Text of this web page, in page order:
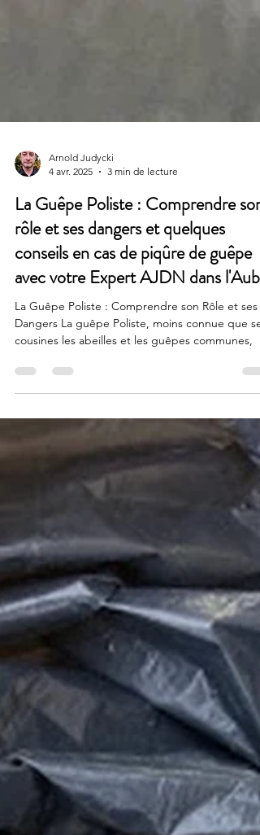
Arnold Judycki
4 avr. 2025
3 min de lecture
La Guêpe Poliste : Comprendre son
rôle et ses dangers et quelques
conseils en cas de piqûre de guêpe
avec votre Expert AJDN dans l'Aube.
cousines les abeilles et les guêpes communes,